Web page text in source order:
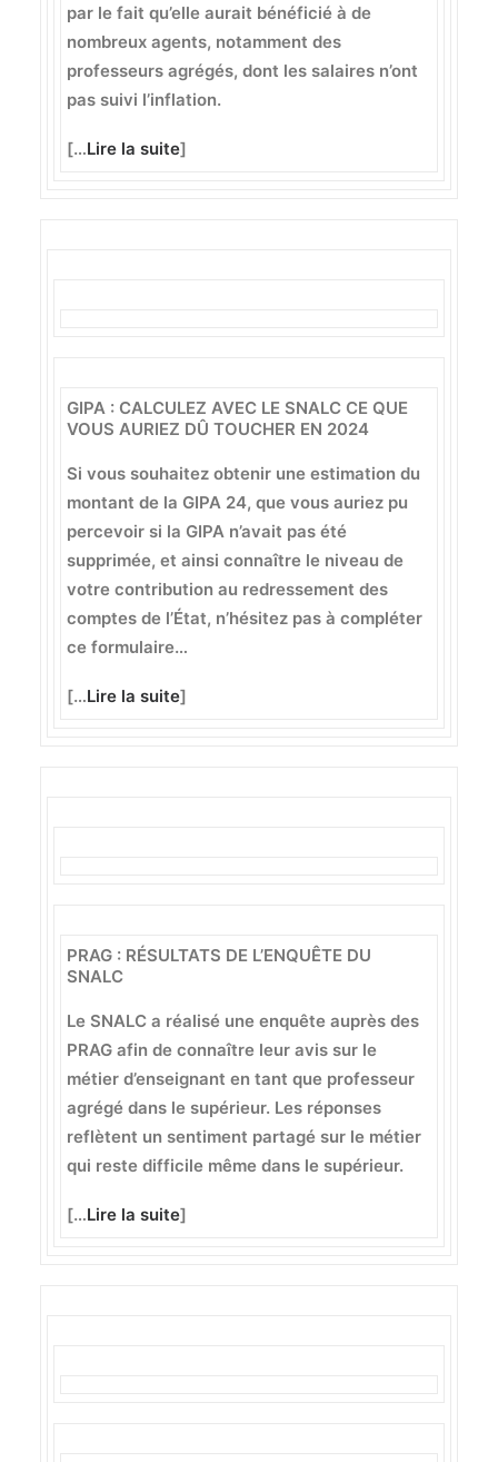
par le fait qu’elle aurait bénéficié à de
nombreux agents, notamment des
professeurs agrégés, dont les salaires n’ont
pas suivi l’inflation.
[…Lire la suite]
GIPA : CALCULEZ AVEC LE SNALC CE QUE
VOUS AURIEZ DÛ TOUCHER EN 2024
Si vous souhaitez obtenir une estimation du
montant de la GIPA 24, que vous auriez pu
percevoir si la GIPA n’avait pas été
supprimée, et ainsi connaître le niveau de
votre contribution au redressement des
comptes de l’État, n’hésitez pas à compléter
ce formulaire…
[…Lire la suite]
PRAG : RÉSULTATS DE L’ENQUÊTE DU
SNALC
Le SNALC a réalisé une enquête auprès des
PRAG afin de connaître leur avis sur le
métier d’enseignant en tant que professeur
agrégé dans le supérieur. Les réponses
reflètent un sentiment partagé sur le métier
qui reste difficile même dans le supérieur.
[…Lire la suite]